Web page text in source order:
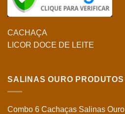
CACHAÇA
LICOR DOCE DE LEITE
SALINAS OURO PRODUTOS
Combo 6 Cachaças Salinas Ouro